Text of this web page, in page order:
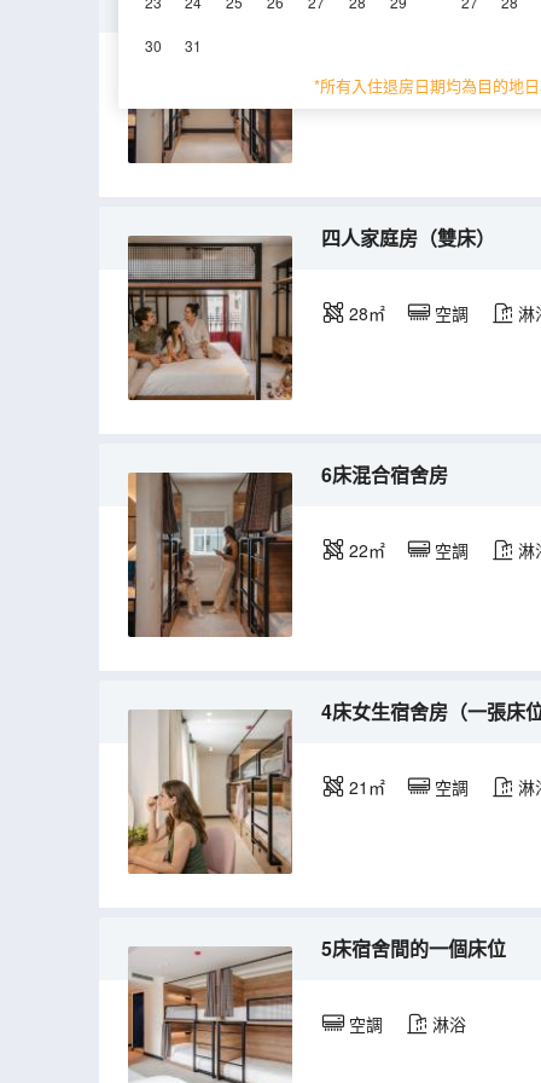
30 31
*所有入住退房日期均為目的地
空調 淋浴
四人家庭房（雙床）
28㎡ 空調 淋
6床混合宿舍房
22㎡ 空調 淋
4床女生宿舍房（一張床位
21㎡ 空調 淋
5床宿舍間的一個床位
空調 淋浴